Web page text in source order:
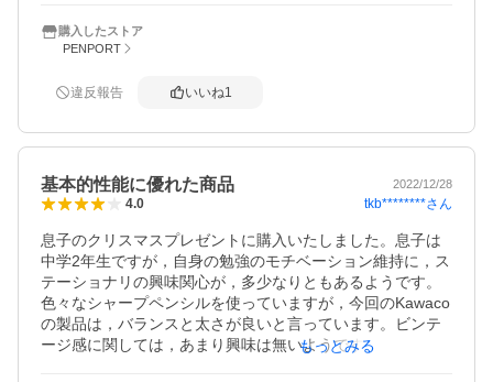
購入したストア
PENPORT
違反報告 いいね1
基本的性能に優れた商品 2022/12/28
4.0 tkb********さん
息子のクリスマスプレゼントに購入いたしました。息子は
中学2年生ですが，自身の勉強のモチベーション維持に，ス
テーショナリの興味関心が，多少なりともあるようです。
色々なシャープペンシルを使っていますが，今回のKawaco
の製品は，バランスと太さが良いと言っています。ビンテ
ージ感に関しては，あまり興味は無いようです。要は，書
もっとみる